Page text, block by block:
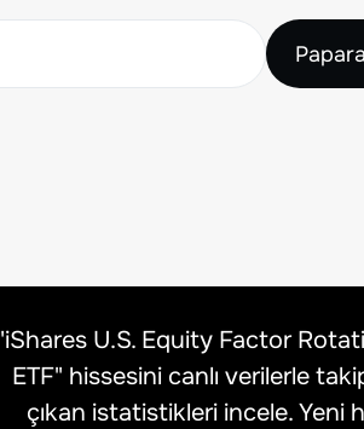
iShares U.S. Equity Factor
ETF" hissesini canlı verilerle
çıkan istatistikleri incele. Yeni